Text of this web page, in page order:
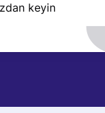
keyin